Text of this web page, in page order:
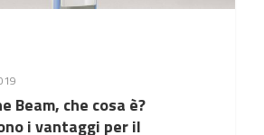
Beam, che cosa è?
i vantaggi per il